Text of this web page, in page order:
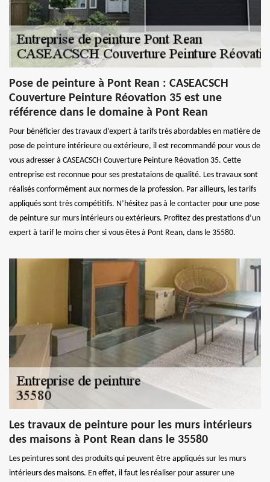
Pose de peinture à Pont Rean : CASEACSCH
Couverture Peinture Réovation 35 est une
référence dans le domaine à Pont Rean
Pour bénéficier des travaux d’expert à tarifs très abordables en matière de
pose de peinture intérieure ou extérieure, il est recommandé pour vous de
vous adresser à CASEACSCH Couverture Peinture Réovation 35. Cette
entreprise est reconnue pour ses prestataions de qualité. Les travaux sont
réalisés conformément aux normes de la profession. Par ailleurs, les tarifs
appliqués sont très compétitifs. N’hésitez pas à le contacter pour une pose
de peinture sur murs intérieurs ou extérieurs. Profitez des prestations d’un
expert à tarif le moins cher si vous êtes à Pont Rean, dans le 35580.
Les travaux de peinture pour les murs intérieurs
des maisons à Pont Rean dans le 35580
Les peintures sont des produits qui peuvent être appliqués sur les murs
intérieurs des maisons. En effet, il faut les réaliser pour assurer une